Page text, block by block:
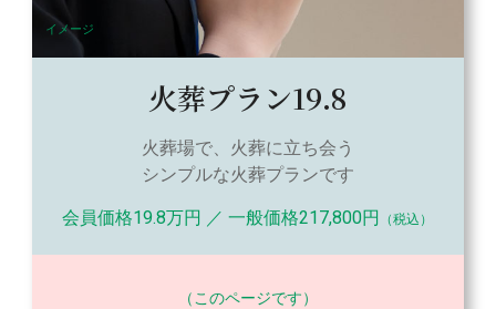
イメージ
火葬プラン19.8
火葬場で、火葬に立ち会う
シンプルな火葬プランです
会員価格19.8万円 ／ 一般価格217,800円 （税込）
（このページです）